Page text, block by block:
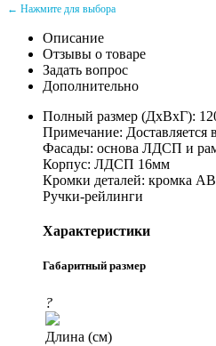
← Нажмите для выбора
Описание
Отзывы о товаре
Задать вопрос
Дополнительно
Полный размер (ДхВхГ):
Примечание: Доставляется
Фасады: основа ЛДСП и
Корпус: ЛДСП 16мм
Кромки деталей: кромка
Ручки-рейлинги
Характеристики
Габаритный размер
?
Длина (см)